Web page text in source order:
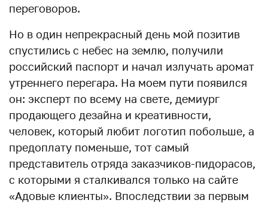
переговоров.
Но в один непрекрасный день мой позитив
спустились с небес на землю, получили
российский паспорт и начал излучать аромат
утреннего перегара. На моем пути появился
он: эксперт по всему на свете, демиург
продающего дезайна и креативности,
человек, который любит логотип побольше, а
предоплату поменьше, тот самый
представитель отряда заказчиков-пидорасов,
с которыми я сталкивался только на сайте
«Адовые клиенты». Впоследствии за первым